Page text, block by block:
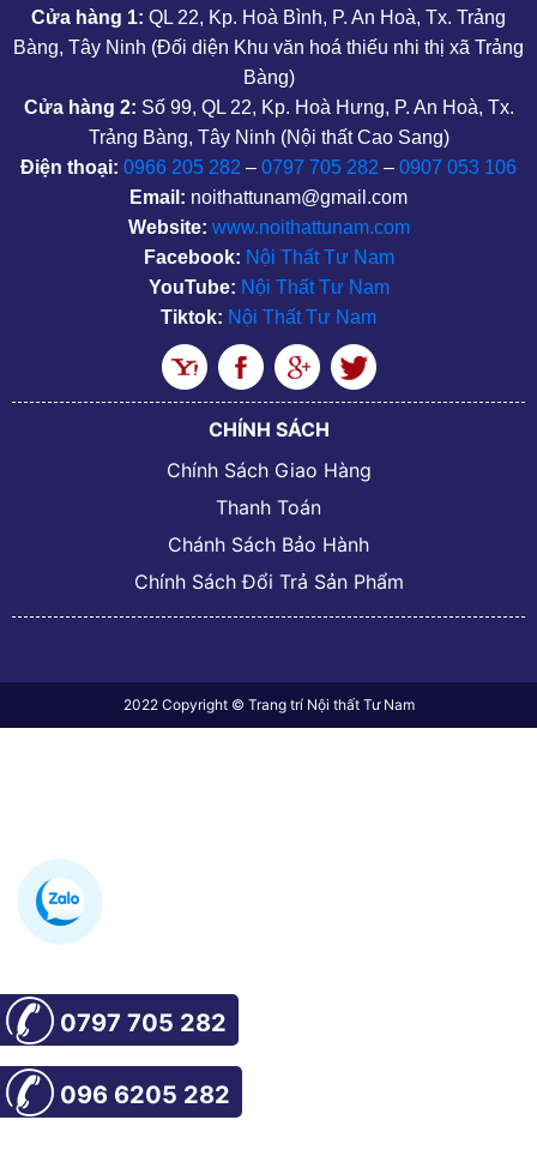
Cửa hàng 1: QL 22, Kp. Hoà Bình, P. An Hoà, Tx. Trảng
Bàng, Tây Ninh (Đối diện Khu văn hoá thiếu nhi thị xã Trảng
Bàng)
Cửa hàng 2: Số 99, QL 22, Kp. Hoà Hưng, P. An Hoà, Tx.
Trảng Bàng, Tây Ninh (Nội thất Cao Sang)
Điện thoại: 0966 205 282 – 0797 705 282 – 0907 053 106
Email: noithattunam@gmail.com
Website: www.noithattunam.com
Facebook: Nội Thất Tư Nam
YouTube: Nội Thất Tư Nam
Tiktok: Nội Thất Tư Nam
CHÍNH SÁCH
Chính Sách Giao Hàng
Thanh Toán
Chánh Sách Bảo Hành
Chính Sách Đổi Trả Sản Phẩm
2022 Copyright © Trang trí Nội thất Tư Nam
096 6205 282
0797 705 282